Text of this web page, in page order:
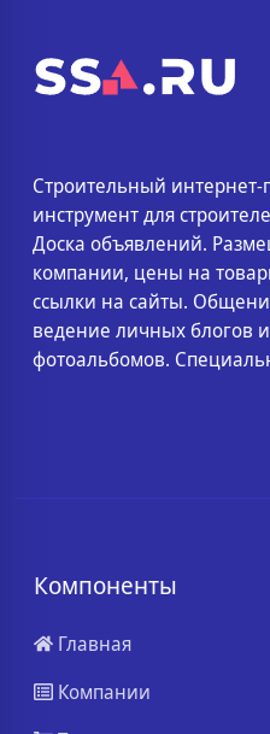
Строительный интернет-
инструмент для
Доска объявлений.
компании, цены на
ссылки на сайты.
ведение личных блогов
фотоальбомов.
Компоненты
Главная
Компании